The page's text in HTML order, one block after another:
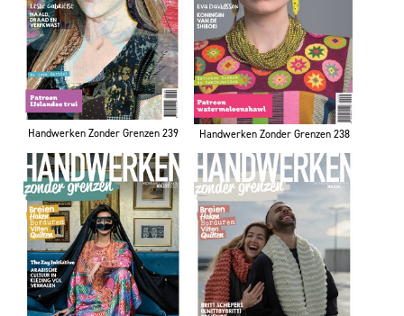
Handwerken Zonder Grenzen 239 Handwerken Zonder Grenzen 238